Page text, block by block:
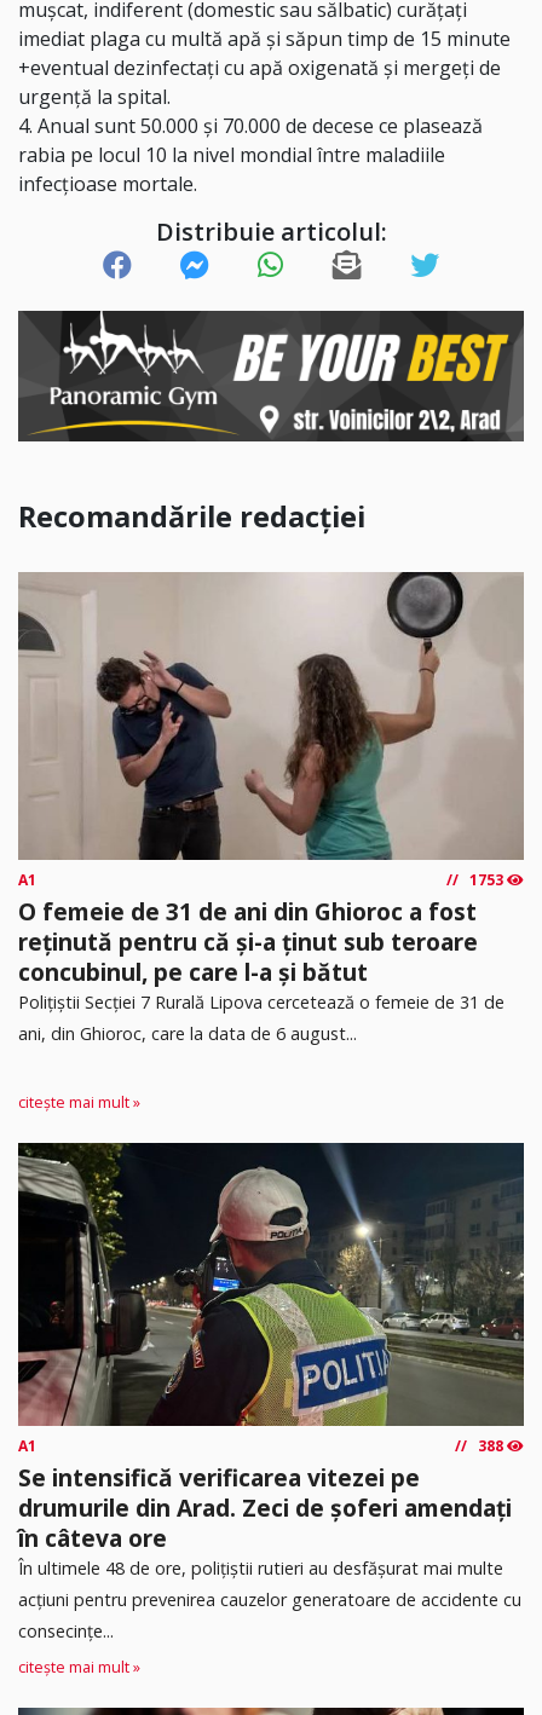
mușcat, indiferent (domestic sau sălbatic) curățați
imediat plaga cu multă apă şi săpun timp de 15 minute
+eventual dezinfectați cu apă oxigenată și mergeți de
urgență la spital.
4. Anual sunt 50.000 şi 70.000 de decese ce plasează
rabia pe locul 10 la nivel mondial între maladiile
infecţioase mortale.
Distribuie articolul:
Recomandările redacției
A1 1753
O femeie de 31 de ani din Ghioroc a fost
reținută pentru că și-a ținut sub teroare
concubinul, pe care l-a și bătut
​Polițiștii Secției 7 Rurală Lipova cercetează o femeie de 31 de
ani, din Ghioroc, care la data de 6 august...
citește mai mult »
A1 388
Se intensifică verificarea vitezei pe
drumurile din Arad. Zeci de șoferi amendați
în câteva ore
În ultimele 48 de ore, polițiștii rutieri au desfășurat mai multe
acțiuni pentru prevenirea cauzelor generatoare de accidente cu
consecințe...
citește mai mult »